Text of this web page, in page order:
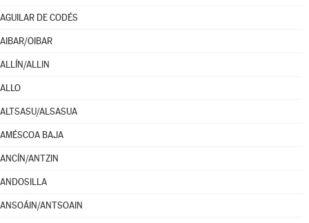
AGUILAR DE CODÉS
AIBAR/OIBAR
ALLÍN/ALLIN
ALLO
ALTSASU/ALSASUA
AMÉSCOA BAJA
ANCÍN/ANTZIN
ANDOSILLA
ANSOÁIN/ANTSOAIN